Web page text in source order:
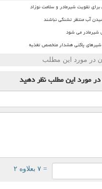
تقویت شیرمادر و سلامت نوزاد
آب منتظر تشنگی نباشند
شیرمادر می شود
شیرهای پاکتی هشدار متخصص تغذیه
در مورد این مطلب
در مورد این مطلبنظر دهید
= ۷ بعلاوه ۲